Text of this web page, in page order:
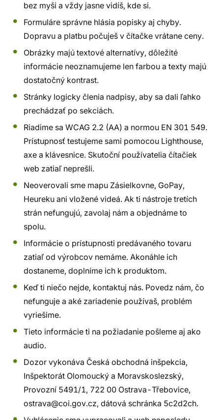
bez myši a vždy jasne vidíš, kde si.
Formuláre správne hlásia popisky aj chyby.
Dopravu a platbu počuješ v čítačke vrátane ceny.
Obrázky majú textové alternatívy, dôležité
informácie neoznamujeme len farbou a texty majú
dostatočný kontrast.
Stránky logicky členia nadpisy, aby sa dali ľahko
prechádzať po sekciách.
Riadime sa WCAG 2.2 (AA) a normou EN 301 549.
Prístupnosť testujeme sami pomocou Lighthouse,
axe a klávesnice. Skutoční používatelia čítačiek
web zatiaľ neprešli.
Neoverovali sme mapu Zásielkovne, GoPay,
Heureku ani vložené videá. Ak ti nástroje tretích
strán nefungujú, zavolaj nám a objednáme to
spolu.
Informácie o prístupnosti predávaného tovaru
zatiaľ od výrobcov nemáme. Akonáhle ich
dostaneme, doplníme ich k produktom.
Keď ti niečo nejde, kontaktuj nás. Povedz nám, čo
nefunguje a aké zariadenie používaš, problém
vyriešime.
Tieto informácie ti na požiadanie pošleme aj ako
audio.
Dozor vykonáva Česká obchodná inšpekcia,
Inšpektorát Olomoucký a Moravskoslezský,
Provozní 5491/1, 722 00 Ostrava-Třebovice,
ostrava@coi.gov.cz, dátová schránka 5c2d2ch.